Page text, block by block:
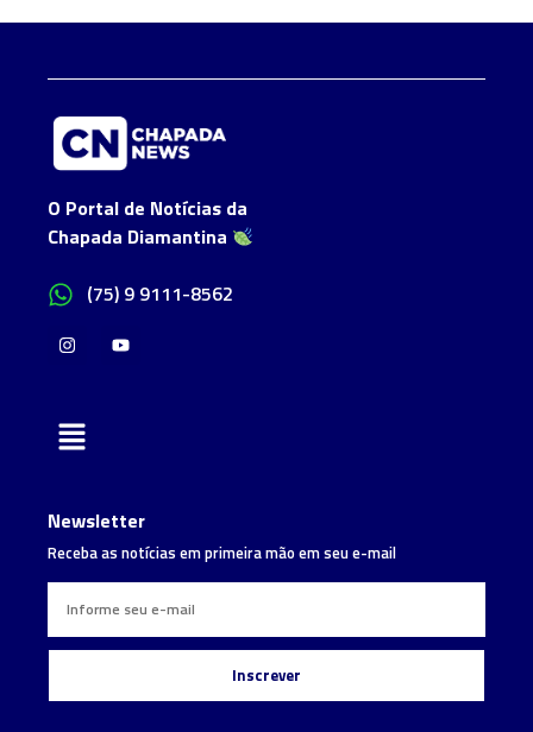
O Portal de Notícias da
Chapada Diamantina
(75) 9 9111-8562
Newsletter
Receba as notícias em primeira mão em seu e-mail
Inscrever